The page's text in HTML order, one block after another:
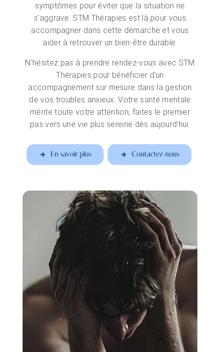
symptômes pour éviter que la situation ne
s'aggrave. STM Thérapies est là pour vous
accompagner dans cette démarche et vous
aider à retrouver un bien-être durable.
N'hésitez pas à prendre rendez-vous avec STM
Thérapies pour bénéficier d'un
accompagnement sur mesure dans la gestion
de vos troubles anxieux. Votre santé mentale
mérite toute votre attention, faites le premier
pas vers une vie plus sereine dès aujourd'hui.
En savoir plus Contactez-nous